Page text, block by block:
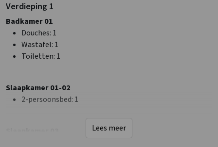
Sanitair
Douches: 2
Toiletten: 1
Badkamers: 1
Droger
Zithoek
Extra recreatie ruimte
Verdieping 1
Badkamer 01
Douches: 1
Wastafel: 1
Toiletten: 1
Slaapkamer 01-02
2-persoonsbed: 1
Lees meer